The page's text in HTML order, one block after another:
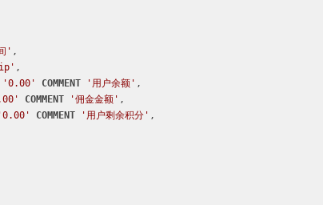
' ,
ip' ,
'0.00' COMMENT '用户余额' ,
COMMENT '佣金金额' ,
'0.00' COMMENT '用户剩余积分' ,